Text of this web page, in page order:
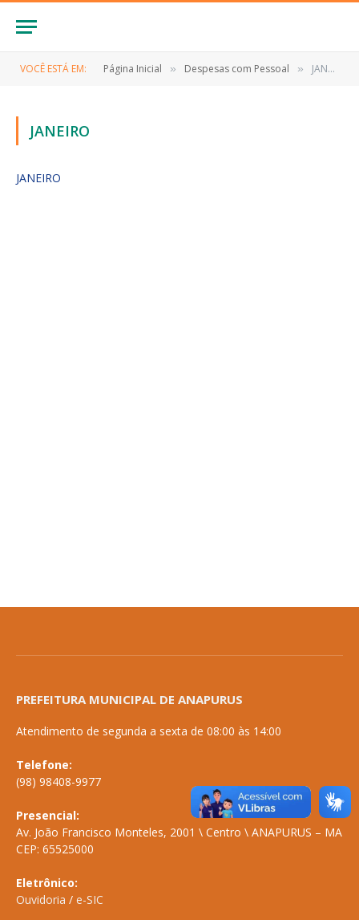
VOCÊ ESTÁ EM: Página Inicial » Despesas com Pessoal » JANEIRO
JANEIRO
JANEIRO
PREFEITURA MUNICIPAL DE ANAPURUS
Atendimento de segunda a sexta de 08:00 às 14:00
Telefone:
(98) 98408-9977
Presencial:
Av. João Francisco Monteles, 2001 \ Centro \ ANAPURUS – MA
CEP: 65525000
Eletrônico:
Ouvidoria / e-SIC